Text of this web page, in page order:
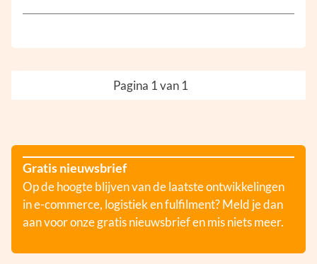
Pagina 1 van 1
Gratis nieuwsbrief
Op de hoogte blijven van de laatste ontwikkelingen
in e-commerce, logistiek en fulfilment? Meld je dan
aan voor onze gratis nieuwsbrief en mis niets meer.